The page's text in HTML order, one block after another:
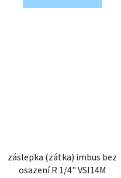
záslepka (zátka) imbus bez
osazení R 1/4" VSI14M